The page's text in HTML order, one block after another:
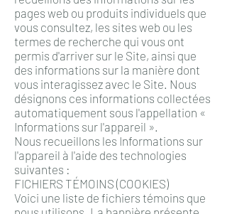
pages web ou produits individuels que
vous consultez, les sites web ou les
termes de recherche qui vous ont
permis d'arriver sur le Site, ainsi que
des informations sur la manière dont
vous interagissez avec le Site. Nous
désignons ces informations collectées
automatiquement sous l'appellation «
Informations sur l'appareil ».
Nous recueillons les Informations sur
l'appareil à l'aide des technologies
suivantes :
FICHIERS TÉMOINS (COOKIES)
Voici une liste de fichiers témoins que